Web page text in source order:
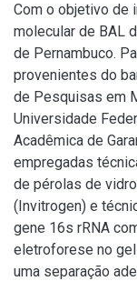
Com o objetivo de
molecular de BAL
de Pernambuco.
provenientes do
de Pesquisas em
Universidade
Acadêmica de
empregadas
de pérolas de
(Invitrogen) e
gene 16s rRNA
eletroforese no
uma separação